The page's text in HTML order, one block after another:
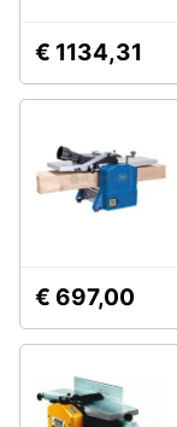
€ 1134,31
€ 697,00